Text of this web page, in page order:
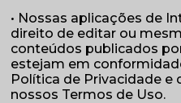
• Nossas aplicações de
direito de editar ou
conteúdos publicados
estejam em
Política de Privacidade e
nossos Termos de Uso.